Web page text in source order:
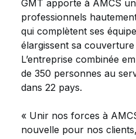
GMT apporte à AMCS
professionnels
qui complètent ses
élargissent sa
L’entreprise combinée
de 350 personnes au
dans 22 pays.
« Unir nos forces à
nouvelle pour nos